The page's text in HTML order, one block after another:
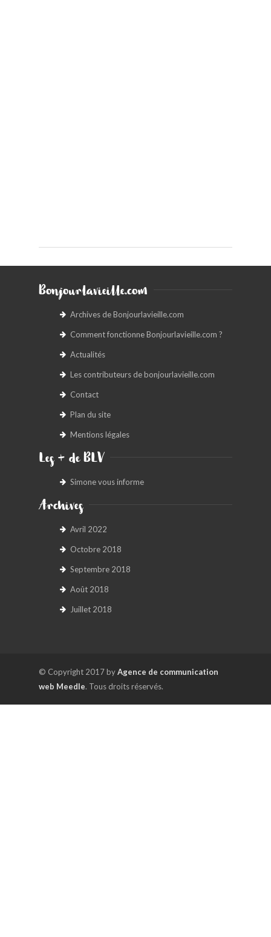
Bonjourlavieille.com
Archives de Bonjourlavieille.com
Comment fonctionne Bonjourlavieille.com ?
Actualités
Les contributeurs de bonjourlavieille.com
Contact
Plan du site
Mentions légales
Les + de BLV
Simone vous informe
Archives
Avril 2022
Octobre 2018
Septembre 2018
Août 2018
Juillet 2018
© Copyright 2017 byAgence de communication
web Meedle. Tous droits réservés.